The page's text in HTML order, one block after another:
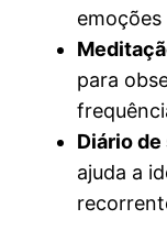
emoções
para
Diário
ajuda a